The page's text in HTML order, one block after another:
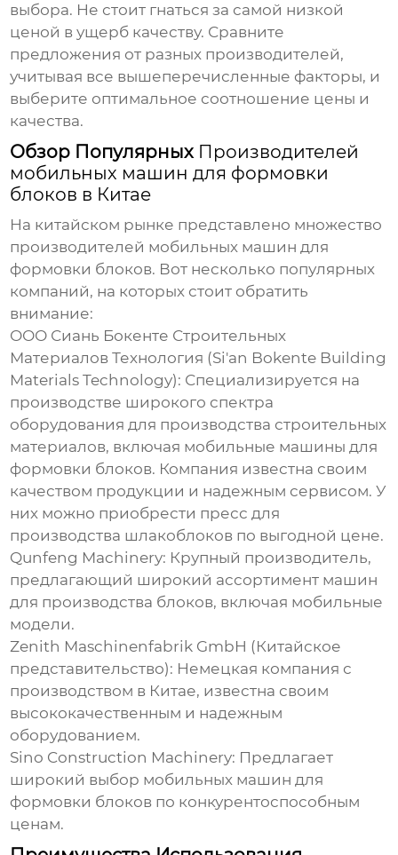
выбора. Не стоит гнаться за самой низкой
ценой в ущерб качеству. Сравните
предложения от разных производителей,
учитывая все вышеперечисленные факторы, и
выберите оптимальное соотношение цены и
качества.
Обзор Популярных Производителей
мобильных машин для формовки
блоков в Китае
На китайском рынке представлено множество
производителей мобильных машин для
формовки блоков. Вот несколько популярных
компаний, на которых стоит обратить
внимание:
ООО Сиань Бокенте Строительных
Материалов Технология (Si'an Bokente Building
Materials Technology): Специализируется на
производстве широкого спектра
оборудования для производства строительных
материалов, включая мобильные машины для
формовки блоков. Компания известна своим
качеством продукции и надежным сервисом. У
них можно приобрести пресс для
производства шлакоблоков по выгодной цене.
Qunfeng Machinery: Крупный производитель,
предлагающий широкий ассортимент машин
для производства блоков, включая мобильные
модели.
Zenith Maschinenfabrik GmbH (Китайское
представительство): Немецкая компания с
производством в Китае, известна своим
высококачественным и надежным
оборудованием.
Sino Construction Machinery: Предлагает
широкий выбор мобильных машин для
формовки блоков по конкурентоспособным
ценам.